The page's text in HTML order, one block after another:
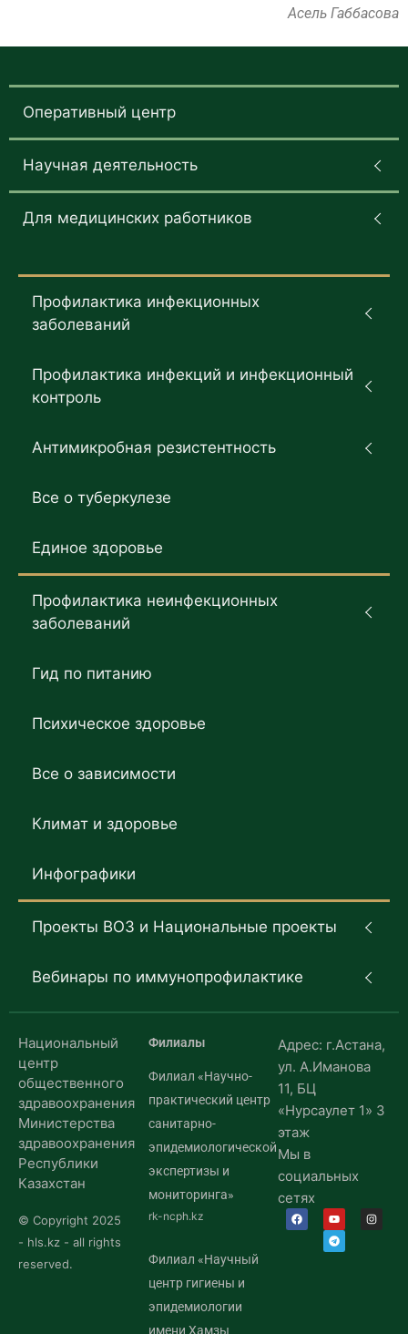
Асель Габбасова
Оперативный центр
Научная деятельность
Для медицинских работников
Профилактика инфекционных
заболеваний
Профилактика инфекций и инфекционный
контроль
Антимикробная резистентность
Все о туберкулезе
Единое здоровье
Профилактика неинфекционных
заболеваний
Гид по питанию
Психическое здоровье
Все о зависимости
Климат и здоровье
Инфографики
Проекты ВОЗ и Национальные проекты
Вебинары по иммунопрофилактике
Национальный
центр
общественного
здравоохранения
Министерства
здравоохранения
Республики
Казахстан
© Copyright 2025
- hls.kz - all rights
reserved.
Филиалы
Филиал «Научно-
практический центр
санитарно-
эпидемиологической
экспертизы и
мониторинга»
rk-ncph.kz
Филиал «Научный
центр гигиены и
эпидемиологии
имени Хамзы
Адрес: г.Астана,
ул. А.Иманова
11, БЦ
«Нурсаулет 1» 3
этаж
Мы в
социальных
сетях